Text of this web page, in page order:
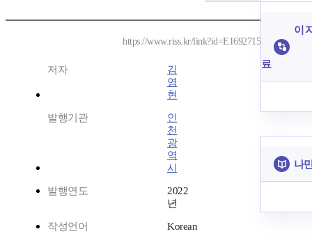
https://www.riss.kr/link?id=E1692715
저자
김
영
현
발행기관
인
천
광
역
시
발행연도
2022
년
작성언어 Korean
이
료
나